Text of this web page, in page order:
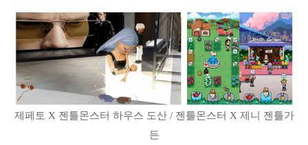
제페토 X 젠틀몬스터 하우스 도산 / 젠틀몬스터 X 제니 젠틀가
든